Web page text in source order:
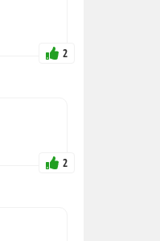
2
2